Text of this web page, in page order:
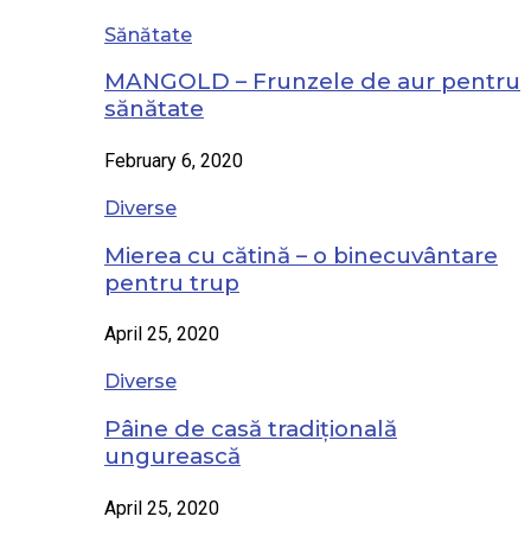
Sănătate
MANGOLD – Frunzele de aur pentru
sănătate
February 6, 2020
Diverse
Mierea cu cătină – o binecuvântare
pentru trup
April 25, 2020
Diverse
Pâine de casă tradițională
ungurească
April 25, 2020